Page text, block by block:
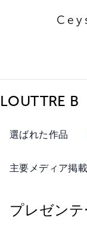
LOUTTRE B
選ばれた作品
主要メディア掲載
プレゼン